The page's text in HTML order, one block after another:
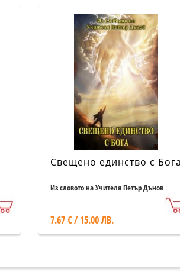
Свещено единство с Бога
Из словото на Учителя Петър Дънов
7.67 € / 15.00 ЛВ.